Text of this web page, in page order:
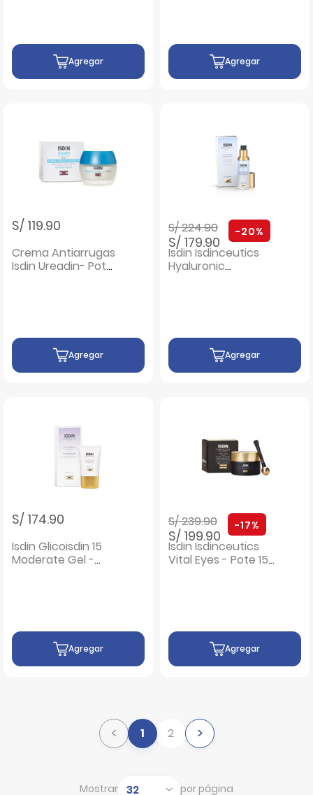
Agregar Agregar
S/ 119.90
Crema Antiarrugas
Isdin Ureadin- Pote
Agregar
Precio rebajado de
S/ 224.90a
S/ 179.90
-20%
Isdin Isdinceutics
Hyaluronic
Agregar
S/ 174.90
Isdin Glicoisdin 15
Moderate Gel -
Agregar
Precio rebajado de
S/ 239.90a
S/ 199.90
-17%
Isdin Isdinceutics
Vital Eyes - Pote 15
Agregar
< 1 2 >
Mostrar por página